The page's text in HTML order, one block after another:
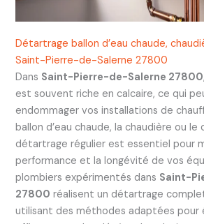
Détartrage ballon d’eau chaude,
Saint-Pierre-de-Salerne 27800
Dans Saint-Pierre-de-Salerne 27800
est souvent riche en calcaire, ce qui
endommager vos installations de
ballon d’eau chaude, la chaudière ou le
détartrage régulier est essentiel pour
performance et la longévité de vos
plombiers expérimentés dans Saint-
27800 réalisent un détartrage
utilisant des méthodes adaptées pour